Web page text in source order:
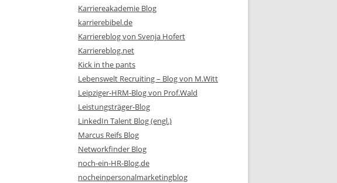
Karriereakademie Blog
karrierebibel.de
Karriereblog von Svenja Hofert
Karriereblog.net
Kick in the pants
Lebenswelt Recruiting – Blog von M.Witt
Leipziger-HRM-Blog von Prof.Wald
Leistungsträger-Blog
LinkedIn Talent Blog (engl.)
Marcus Reifs Blog
Networkfinder Blog
noch-ein-HR-Blog.de
nocheinpersonalmarketingblog